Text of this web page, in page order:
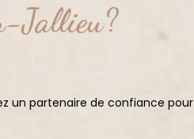
Jallieu?
un partenaire de confiance pour